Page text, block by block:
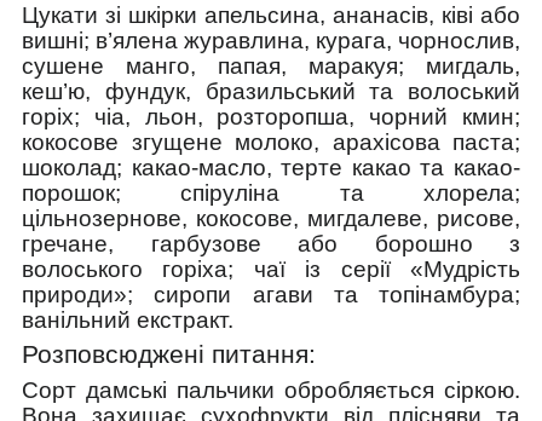
Цукати зі шкірки апельсина, ананасів, ківі або
вишні; в’ялена журавлина, курага, чорнослив,
сушене манго, папая, маракуя; мигдаль,
кеш’ю, фундук, бразильський та волоський
горіх; чіа, льон, розторопша, чорний кмин;
кокосове згущене молоко, арахісова паста;
шоколад; какао-масло, терте какао та какао-
порошок; спіруліна та хлорела;
цільнозернове, кокосове, мигдалеве, рисове,
гречане, гарбузове або борошно з
волоського горіха; чаї із серії «Мудрість
природи»; сиропи агави та топінамбура;
ванільний екстракт.
Розповсюджені питання:
Сорт дамські пальчики обробляється сіркою.
Вона захищає сухофрукти від плісняви та